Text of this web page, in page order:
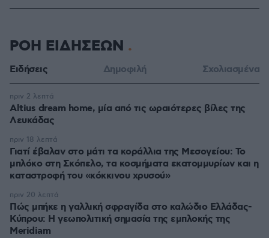
ΡΟΗ ΕΙΔΗΣΕΩΝ
Ειδήσεις Δημοφιλή Σχολιασμένα
Altius dream home, μία από τις ωραιότερες βίλες της
Λευκάδας
πριν 2 λεπτά
Γιατί έβαλαν στο μάτι τα κοράλλια της Μεσογείου: Το
μπλόκο στη Σκόπελο, τα κοσμήματα εκατομμυρίων και η
καταστροφή του «κόκκινου χρυσού»
πριν 18 λεπτά
Πώς μπήκε η γαλλική σφραγίδα στο καλώδιο Ελλάδας-
Κύπρου: Η γεωπολιτική σημασία της εμπλοκής της
Meridiam
πριν 20 λεπτά